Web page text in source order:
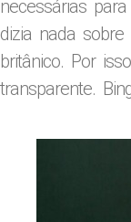
necessárias
dizia nada
britânico. Por
transparente.